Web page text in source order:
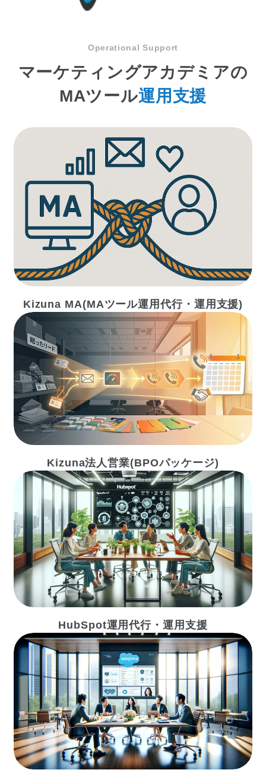
Operational Support
マーケティングアカデミアの
MAツール運用支援
Kizuna MA(MAツール運用代行・運用支援)
Kizuna法人営業(BPOパッケージ)
HubSpot運用代行・運用支援